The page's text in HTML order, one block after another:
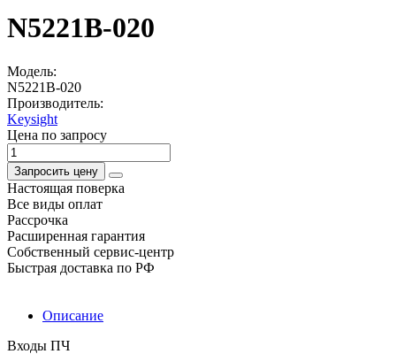
N5221B-020
Модель:
N5221B-020
Производитель:
Keysight
Цена по запросу
Запросить цену
Настоящая поверка
Все виды оплат
Рассрочка
Расширенная гарантия
Собственный сервис-центр
Быстрая доставка по РФ
Описание
Входы ПЧ